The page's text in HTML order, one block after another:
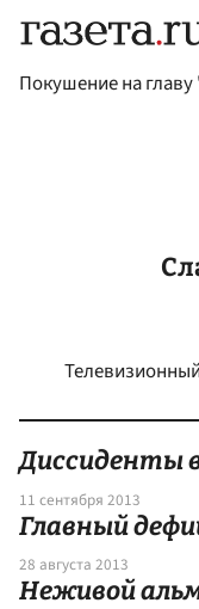
Покушение на
Диссиденты
11 сентября 2013
Главный
28 августа 2013
Неживой